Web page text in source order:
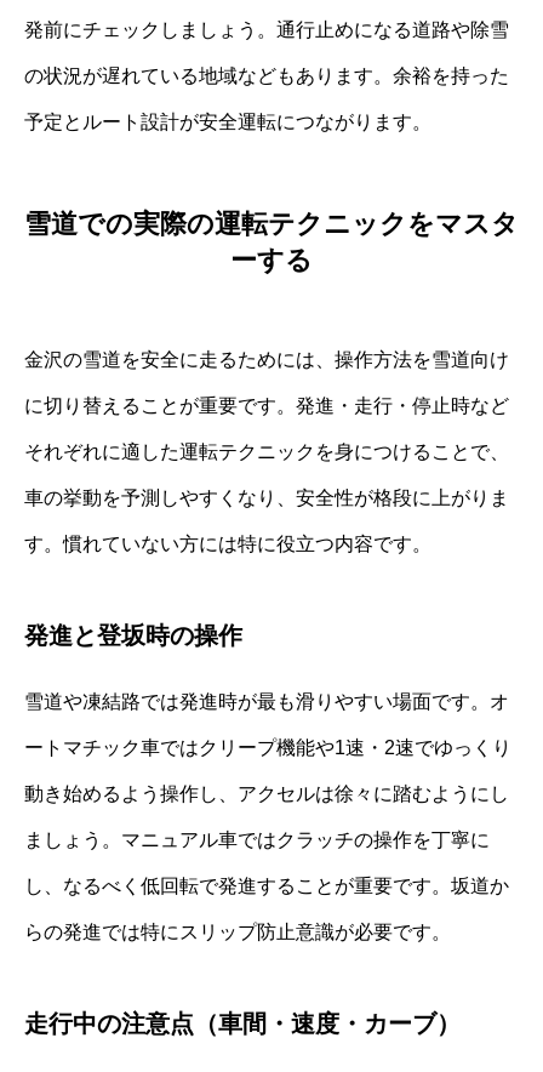
発前にチェックしましょう。通行止めになる道路や除雪
の状況が遅れている地域などもあります。余裕を持った
予定とルート設計が安全運転につながります。
雪道での実際の運転テクニックをマスタ
ーする
金沢の雪道を安全に走るためには、操作方法を雪道向け
に切り替えることが重要です。発進・走行・停止時など
それぞれに適した運転テクニックを身につけることで、
車の挙動を予測しやすくなり、安全性が格段に上がりま
す。慣れていない方には特に役立つ内容です。
発進と登坂時の操作
雪道や凍結路では発進時が最も滑りやすい場面です。オ
ートマチック車ではクリープ機能や1速・2速でゆっくり
動き始めるよう操作し、アクセルは徐々に踏むようにし
ましょう。マニュアル車ではクラッチの操作を丁寧に
し、なるべく低回転で発進することが重要です。坂道か
らの発進では特にスリップ防止意識が必要です。
走行中の注意点（車間・速度・カーブ）